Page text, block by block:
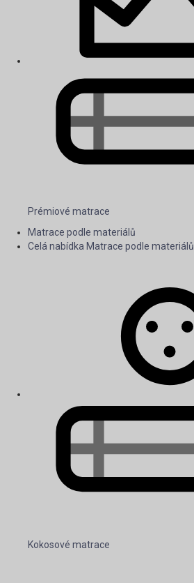
Prémiové matrace
Matrace podle materiálů
Celá nabídka Matrace podle materiálů
Kokosové matrace